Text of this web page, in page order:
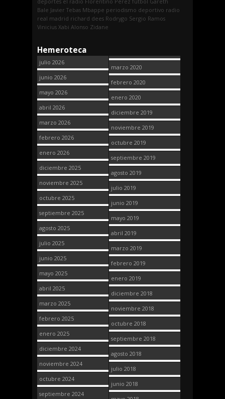
Bale Javier Tebas Mbappe periodismo deportivo radio
real madrid richard dees Rodrygo Sergio Ramos
Vinicius Xabi Alonso Zidane
Hemeroteca
julio 2026
junio 2026
mayo 2026
abril 2026
marzo 2026
febrero 2026
enero 2026
diciembre 2025
noviembre 2025
octubre 2025
septiembre 2025
agosto 2025
julio 2025
junio 2025
mayo 2025
abril 2025
marzo 2025
febrero 2025
enero 2025
diciembre 2024
noviembre 2024
octubre 2024
septiembre 2024
marzo 2020
febrero 2020
enero 2020
diciembre 2019
noviembre 2019
octubre 2019
septiembre 2019
agosto 2019
julio 2019
junio 2019
mayo 2019
abril 2019
marzo 2019
febrero 2019
enero 2019
diciembre 2018
noviembre 2018
octubre 2018
septiembre 2018
agosto 2018
julio 2018
junio 2018